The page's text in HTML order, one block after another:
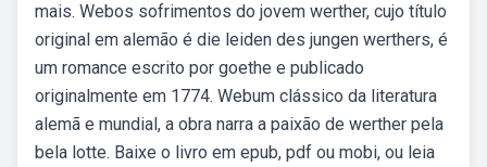
mais. Webos sofrimentos do jovem werther, cujo título
original em alemão é die leiden des jungen werthers, é
um romance escrito por goethe e publicado
originalmente em 1774. Webum clássico da literatura
alemã e mundial, a obra narra a paixão de werther pela
bela lotte. Baixe o livro em epub, pdf ou mobi, ou leia